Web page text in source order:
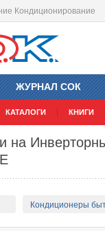
Кондиционирование
ЖУРНАЛ СОК
КАТАЛОГИ КНИГИ
на
Кондиционеры